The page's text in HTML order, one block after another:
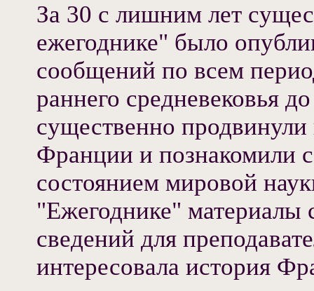
За 30 с лишним лет
ежегоднике" было
сообщений по всем
раннего средневековья
существенно
Франции и познакомили
состоянием мировой
"Ежегоднике" материалы
сведений для
интересовала история